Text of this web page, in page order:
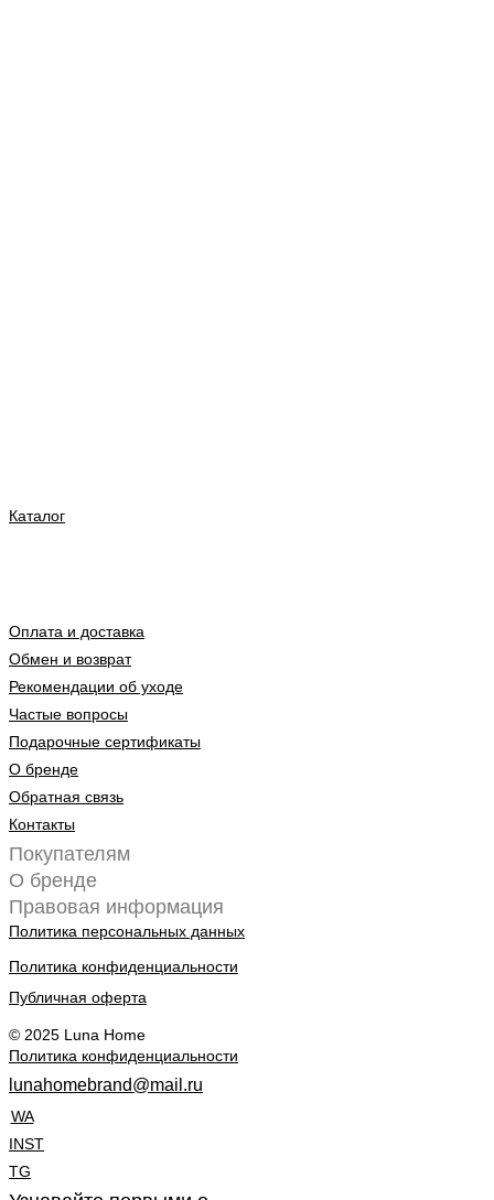
Каталог
Оплата и доставка
Обмен и возврат
Рекомендации об уходе
Частые вопросы
Подарочные сертификаты
О бренде
Обратная связь
Контакты
Покупателям
О бренде
Правовая информация
Политика персональных данных
Политика конфиденциальности
Публичная оферта
© 2025 Luna Home
Политика конфиденциальности
lunahomebrand@mail.ru
WA
INST
TG